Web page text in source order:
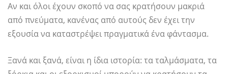
Αν και όλοι έχουν σκοπό να σας κρατήσουν μακριά
από πνεύματα, κανένας από αυτούς δεν έχει την
εξουσία να καταστρέψει πραγματικά ένα φάντασμα.
Ξανά και ξανά, είναι η ίδια ιστορία: τα ταλμάσματα, τα